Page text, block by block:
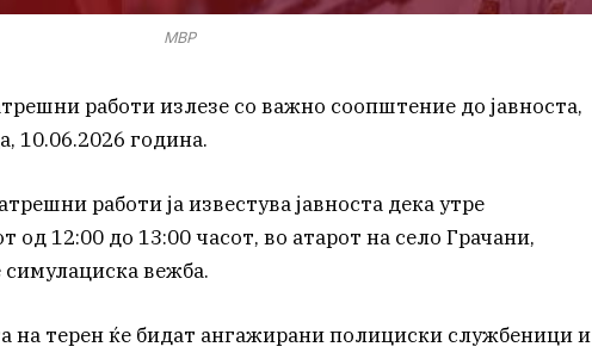
МВР
работи излезе со важно соопштение до јавноста,
10.06.2026 година.
работи ја известува јавноста дека утре
од 12:00 до 13:00 часот, во атарот на село Грачани,
симулациска вежба.
на терен ќе бидат ангажирани полициски службеници и